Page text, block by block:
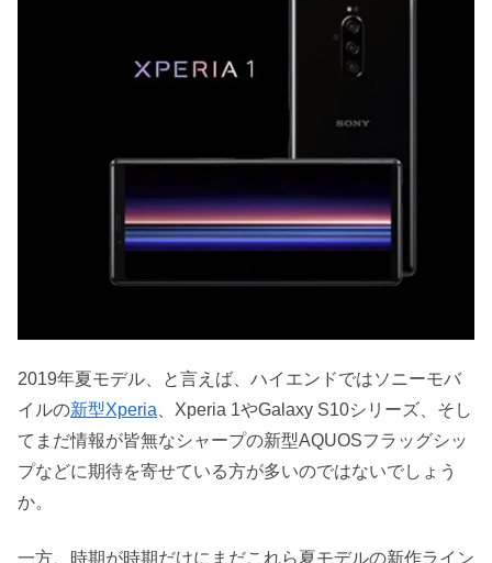
2019年夏モデル、と言えば、ハイエンドではソニーモバ
イルの新型Xperia 、Xperia 1やGalaxy S10シリーズ、そし
てまだ情報が皆無なシャープの新型AQUOSフラッグシッ
プなどに期待を寄せている方が多いのではないでしょう
か。
一方、時期が時期だけにまだこれら夏モデルの新作ライン